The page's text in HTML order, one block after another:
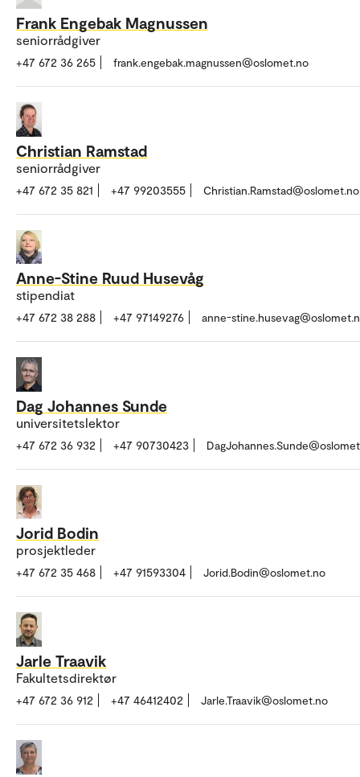
Frank Engebak Magnussen
seniorrådgiver
+47 672 36 265 frank.engebak.magnussen@oslomet.no
Christian Ramstad
seniorrådgiver
+47 672 35 821 +47 99203555 Christian.Ramstad@oslomet.no
Anne-Stine Ruud Husevåg
stipendiat
+47 672 38 288 +47 97149276 anne-
Dag Johannes Sunde
universitetslektor
+47 672 36 932 +47 90730423
Jorid Bodin
prosjektleder
+47 672 35 468 +47 91593304 Jorid.Bodin@oslomet.no
Jarle Traavik
Fakultetsdirektør
+47 672 36 912 +47 46412402 Jarle.Traavik@oslomet.no